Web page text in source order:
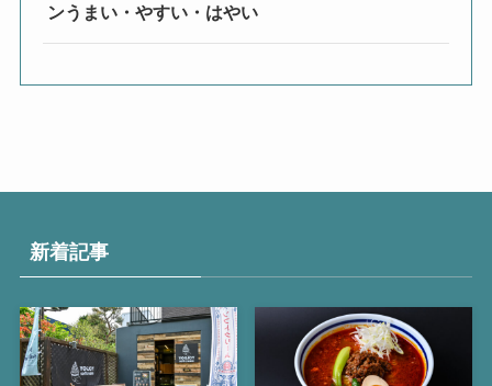
ンうまい・やすい・はやい
新着記事